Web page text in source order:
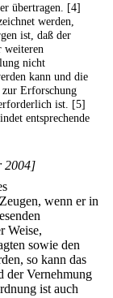
übertragen. [4]
werden,
ist, daß der
weiteren
nicht
kann und die
Erforschung
ist. [5]
entsprechende
2004]
wenn er in
Weise,
sowie den
so kann das
der Vernehmung
ist auch